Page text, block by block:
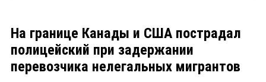
На границе Канады и США пострадал
полицейский при задержании
перевозчика нелегальных мигрантов